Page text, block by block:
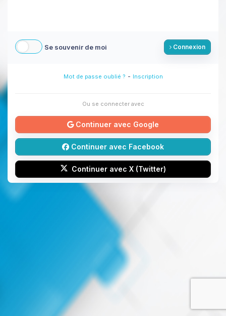
Se souvenir de moi Connexion
Mot de passe oublié ? - Inscription
Ou se connecter avec
Continuer avec Google
Continuer avec Facebook
Continuer avec X (Twitter)